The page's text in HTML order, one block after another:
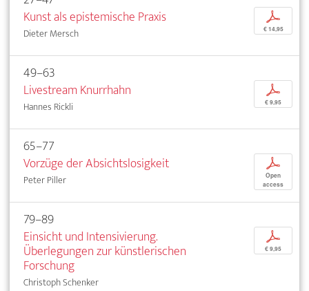
Kunst als epistemische Praxis
Dieter Mersch
p
€ 14,95
49–63
Livestream Knurrhahn
Hannes Rickli
p
€ 9,95
65–77
Vorzüge der Absichtslosigkeit
Peter Piller
p
Open
access
79–89
Einsicht und Intensivierung.
Überlegungen zur künstlerischen
Forschung
Christoph Schenker
p
€ 9,95